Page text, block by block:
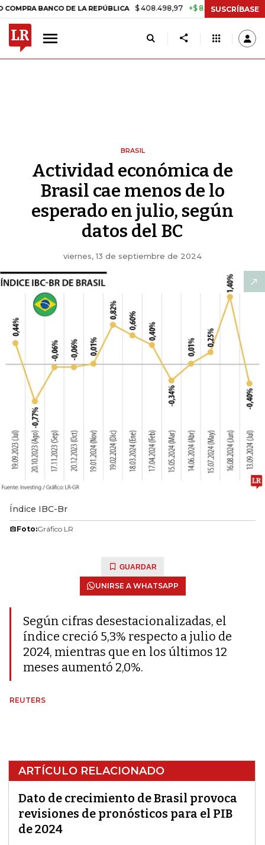
BANCO DE LA REPÚBLICA $ 408.498,97 +$ 8.753,81 +2,19%
SUSCRÍBASE
BRASIL
Actividad económica de
Brasil cae menos de lo
esperado en julio, según
datos del BC
viernes, 13 de septiembre de 2024
Índice IBC-Br
Foto:Gráfico LR
GUARDAR
UNIRSE A WHATSAPP
Según cifras desestacionalizadas, el
índice creció 5,3% respecto a julio de
2024, mientras que en los últimos 12
meses aumentó 2,0%.
REUTERS
ARTÍCULO RELACIONADO
Dato de crecimiento de Brasil provoca
revisiones de pronósticos para el PIB
de 2024